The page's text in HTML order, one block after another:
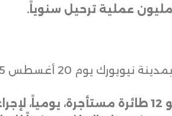
عملية ترحيل سنوياً .
20 أغسطس 2025 (أ.ف.ب)
وتستخدم إدارة الهجرة والجمارك الأميركية الآن